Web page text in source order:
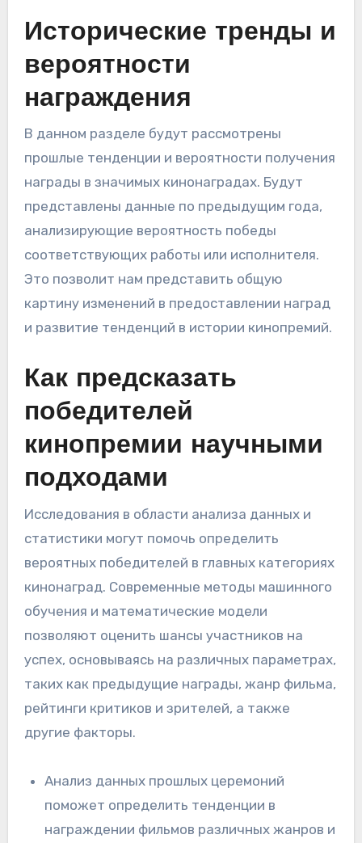
Исторические тренды и
вероятности
награждения
В данном разделе будут рассмотрены
прошлые тенденции и вероятности получения
награды в значимых кинонаградах. Будут
представлены данные по предыдущим года,
анализирующие вероятность победы
соответствующих работы или исполнителя.
Это позволит нам представить общую
картину изменений в предоставлении наград
и развитие тенденций в истории кинопремий.
Как предсказать
победителей
кинопремии научными
подходами
Исследования в области анализа данных и
статистики могут помочь определить
вероятных победителей в главных категориях
кинонаград. Современные методы машинного
обучения и математические модели
позволяют оценить шансы участников на
успех, основываясь на различных параметрах,
таких как предыдущие награды, жанр фильма,
рейтинги критиков и зрителей, а также
другие факторы.
Анализ данных прошлых церемоний
поможет определить тенденции в
награждении фильмов различных жанров и